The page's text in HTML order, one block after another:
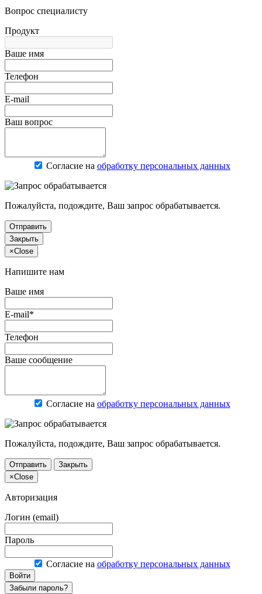
Вопрос специалисту
Продукт
Ваше имя
Телефон
E-mail
Ваш вопрос
Согласие на обработку персональных данных
Пожалуйста, подождите, Ваш запрос обрабатывается.
Отправить
Закрыть
×Close
Напишите нам
Ваше имя
E-mail*
Телефон
Ваше сообщение
Согласие на обработку персональных данных
Пожалуйста, подождите, Ваш запрос обрабатывается.
Отправить
Закрыть
×Close
Авторизация
Логин (email)
Пароль
Согласие на обработку персональных данных
Войти
Забыли пароль?